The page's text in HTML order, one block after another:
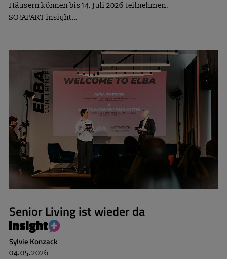
Häusern können bis 14. Juli 2026 teilnehmen.
SO!APART insight…
Senior Living ist wieder da
Sylvie Konzack
04.05.2026